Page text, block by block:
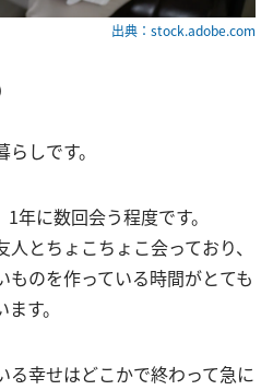
出典：stock.adobe.com
しです。
年に数回会う程度です。
とちょこちょこ会っており、
のを作っている時間がとても
す。
る幸せはどこかで終わって急に